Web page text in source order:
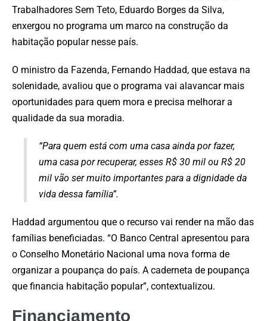
Trabalhadores Sem Teto, Eduardo Borges da Silva,
enxergou no programa um marco na construção da
habitação popular nesse país.
O ministro da Fazenda, Fernando Haddad, que estava na
solenidade, avaliou que o programa vai alavancar mais
oportunidades para quem mora e precisa melhorar a
qualidade da sua moradia.
“Para quem está com uma casa ainda por fazer,
uma casa por recuperar, esses R$ 30 mil ou R$ 20
mil vão ser muito importantes para a dignidade da
vida dessa família”.
Haddad argumentou que o recurso vai render na mão das
famílias beneficiadas. “O Banco Central apresentou para
o Conselho Monetário Nacional uma nova forma de
organizar a poupança do país. A caderneta de poupança
que financia habitação popular”, contextualizou.
Financiamento